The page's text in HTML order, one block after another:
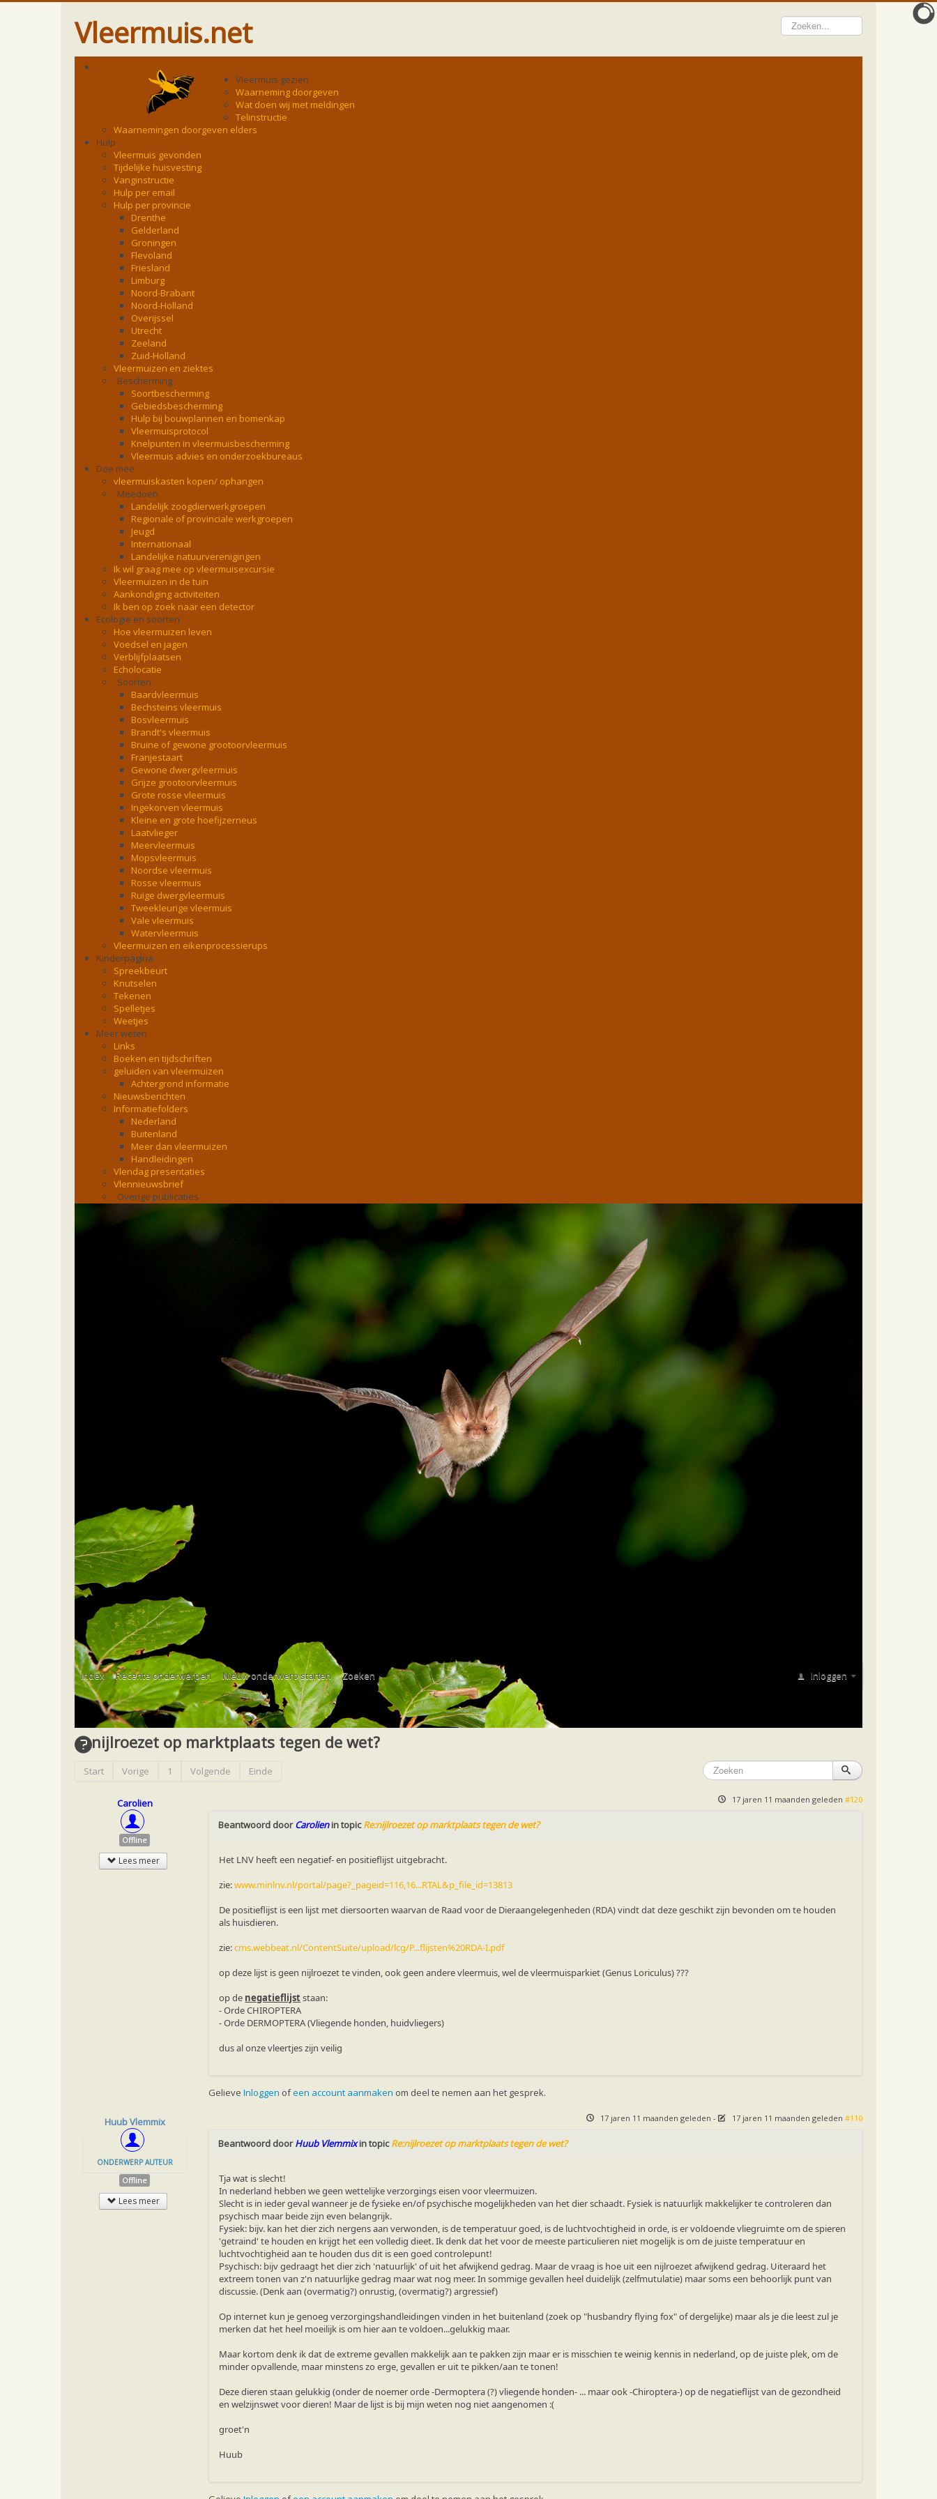
Vleermuis.net
Vleermuis gezien
Waarneming doorgeven
Wat doen wij met meldingen
Telinstructie
Waarnemingen doorgeven elders
Hulp
Vleermuis gevonden
Tijdelijke huisvesting
Vanginstructie
Hulp per email
Hulp per provincie
Drenthe
Gelderland
Groningen
Flevoland
Friesland
Limburg
Noord-Brabant
Noord-Holland
Overijssel
Utrecht
Zeeland
Zuid-Holland
Vleermuizen en ziektes
Bescherming
Soortbescherming
Gebiedsbescherming
Hulp bij bouwplannen en bomenkap
Vleermuisprotocol
Knelpunten in vleermuisbescherming
Vleermuis advies en onderzoekbureaus
Doe mee
vleermuiskasten kopen/ ophangen
Meedoen
Landelijk zoogdierwerkgroepen
Regionale of provinciale werkgroepen
Jeugd
Internationaal
Landelijke natuurverenigingen
Ik wil graag mee op vleermuisexcursie
Vleermuizen in de tuin
Aankondiging activiteiten
Ik ben op zoek naar een detector
Ecologie en soorten
Hoe vleermuizen leven
Voedsel en jagen
Verblijfplaatsen
Echolocatie
Soorten
Baardvleermuis
Bechsteins vleermuis
Bosvleermuis
Brandt's vleermuis
Bruine of gewone grootoorvleermuis
Franjestaart
Gewone dwergvleermuis
Grijze grootoorvleermuis
Grote rosse vleermuis
Ingekorven vleermuis
Kleine en grote hoefijzerneus
Laatvlieger
Meervleermuis
Mopsvleermuis
Noordse vleermuis
Rosse vleermuis
Ruige dwergvleermuis
Tweekleurige vleermuis
Vale vleermuis
Watervleermuis
Vleermuizen en eikenprocessierups
Kinderpagina
Spreekbeurt
Knutselen
Tekenen
Spelletjes
Weetjes
Meer weten
Links
Boeken en tijdschriften
geluiden van vleermuizen
Achtergrond informatie
Nieuwsberichten
Informatiefolders
Nederland
Buitenland
Meer dan vleermuizen
Handleidingen
Vlendag presentaties
Vlennieuwsbrief
Overige publicaties
zoonose info (rabies, corona, etc)
rapporten
Home Forum Bescherming red onze vleermuizen
Index Recente onderwerpen Nieuw onderwerp starten Zoeken Inloggen
Forum Bescherming red onze vleermuizen nijlroezet op marktplaats tegen de wet?
nijlroezet op marktplaats tegen de wet?
Start Vorige 1 Volgende Einde
Carolien
Offline
Lees meer
17 jaren 11 maanden geleden #120
Beantwoord doorCarolienin topicRe:nijlroezet op marktplaats tegen de wet?
Het LNV heeft een negatief- en positieflijst uitgebracht.
zie:www.minlnv.nl/portal/page?_pageid=116,16...RTAL&p_file_id=13813
De positieflijst is een lijst met diersoorten waarvan de Raad voor de Dieraangelegenheden (RDA) vindt dat deze geschikt zijn bevonden om te houden
als huisdieren.
zie:cms.webbeat.nl/ContentSuite/upload/lcg/P...flijsten%20RDA-I.pdf
op deze lijst is geen nijlroezet te vinden, ook geen andere vleermuis, wel de vleermuisparkiet (Genus Loriculus) ???
op de negatieflijststaan:
- Orde CHIROPTERA
- Orde DERMOPTERA (Vliegende honden, huidvliegers)
dus al onze vleertjes zijn veilig
GelieveInloggen ofeen account aanmaken om deel te nemen aan het gesprek.
Huub Vlemmix
ONDERWERP AUTEUR
Offline
Lees meer
17 jaren 11 maanden geleden - 17 jaren 11 maanden geleden #110
Beantwoord doorHuub Vlemmixin topicRe:nijlroezet op marktplaats tegen de wet?
Tja wat is slecht!
In nederland hebben we geen wettelijke verzorgings eisen voor vleermuizen.
Slecht is in ieder geval wanneer je de fysieke en/of psychische mogelijkheden van het dier schaadt. Fysiek is natuurlijk makkelijker te controleren dan
psychisch maar beide zijn even belangrijk.
Fysiek: bijv. kan het dier zich nergens aan verwonden, is de temperatuur goed, is de luchtvochtigheid in orde, is er voldoende vliegruimte om de spieren
'getraind' te houden en krijgt het een volledig dieet. Ik denk dat het voor de meeste particulieren niet mogelijk is om de juiste temperatuur en
luchtvochtigheid aan te houden dus dit is een goed controlepunt!
Psychisch: bijv gedraagt het dier zich 'natuurlijk' of uit het afwijkend gedrag. Maar de vraag is hoe uit een nijlroezet afwijkend gedrag. Uiteraard het
extreem tonen van z'n natuurlijke gedrag maar wat nog meer. In sommige gevallen heel duidelijk (zelfmutulatie) maar soms een behoorlijk punt van
discussie. (Denk aan (overmatig?) onrustig, (overmatig?) argressief)
Op internet kun je genoeg verzorgingshandleidingen vinden in het buitenland (zoek op "husbandry flying fox" of dergelijke) maar als je die leest zul je
merken dat het heel moeilijk is om hier aan te voldoen...gelukkig maar.
Maar kortom denk ik dat de extreme gevallen makkelijk aan te pakken zijn maar er is misschien te weinig kennis in nederland, op de juiste plek, om de
minder opvallende, maar minstens zo erge, gevallen er uit te pikken/aan te tonen!
Deze dieren staan gelukkig (onder de noemer orde -Dermoptera (?) vliegende honden- ... maar ook -Chiroptera-) op de negatieflijst van de gezondheid
en welzijnswet voor dieren! Maar de lijst is bij mijn weten nog niet aangenomen :(
groet'n
Huub